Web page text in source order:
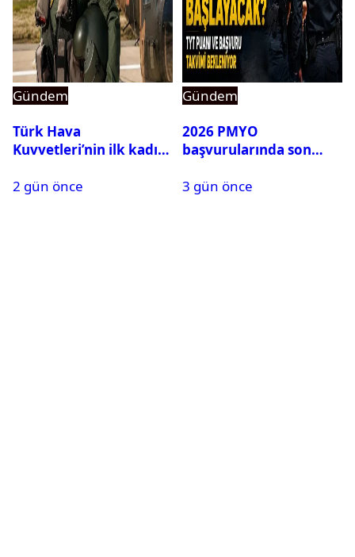
Gündem
Türk Hava
Kuvvetleri’nin ilk kadın
Karapınar hakkında
2 gün önce
Gündem
2026 PMYO
başvurularında son
3 gün önce